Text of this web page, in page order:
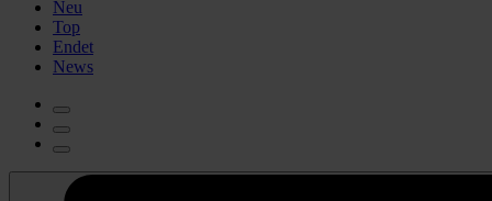
Neu
Top
Endet
News